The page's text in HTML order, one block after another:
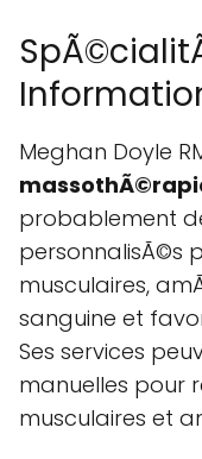
Meghan Doyle
probablement
personnalisÃ©s
musculaires,
sanguine et
Ses services
manuelles pour
musculaires et